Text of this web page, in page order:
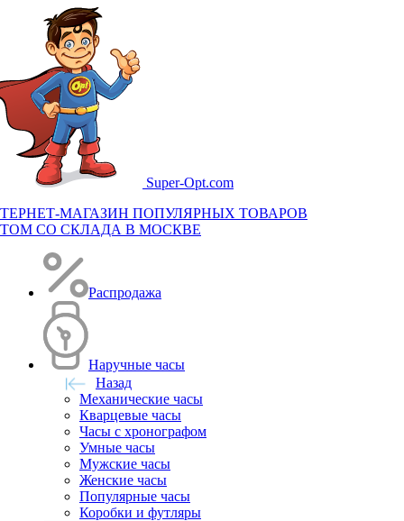
Super-Opt.com
МАГАЗИН ПОПУЛЯРНЫХ ТОВАРОВ
СО СКЛАДА В МОСКВЕ
Распродажа
Наручные часы
Назад
Механические часы
Кварцевые часы
Часы с хронографом
Умные часы
Мужские часы
Женские часы
Популярные часы
Коробки и футляры